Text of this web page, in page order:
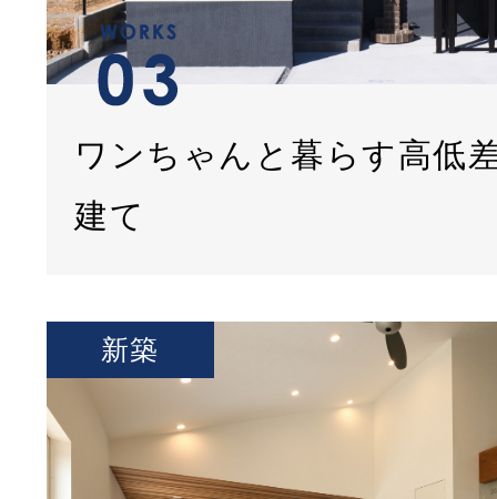
ワンちゃんと暮らす高低
建て
新築